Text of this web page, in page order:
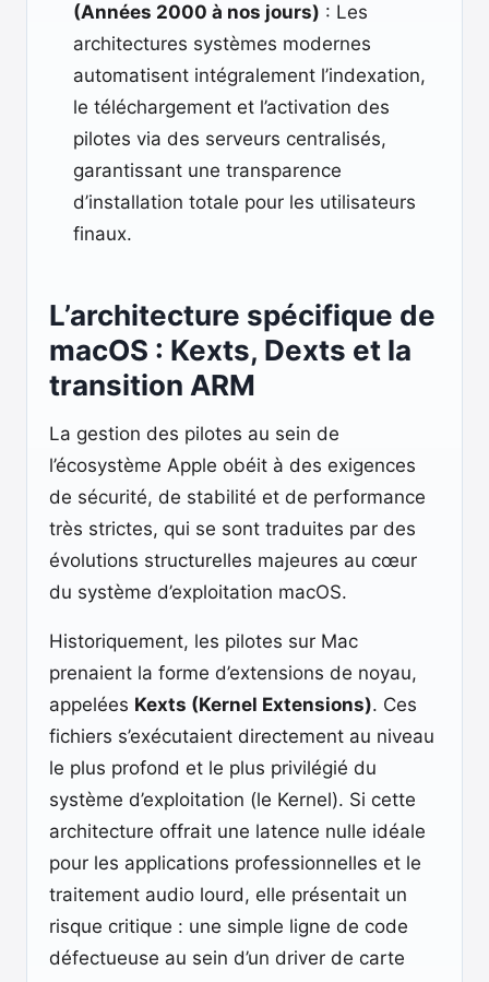
(Années 2000 à nos jours) : Les
architectures systèmes modernes
automatisent intégralement l’indexation,
le téléchargement et l’activation des
pilotes via des serveurs centralisés,
garantissant une transparence
d’installation totale pour les utilisateurs
finaux.
L’architecture spécifique de
macOS : Kexts, Dexts et la
transition ARM
La gestion des pilotes au sein de
l’écosystème Apple obéit à des exigences
de sécurité, de stabilité et de performance
très strictes, qui se sont traduites par des
évolutions structurelles majeures au cœur
du système d’exploitation macOS.
Historiquement, les pilotes sur Mac
prenaient la forme d’extensions de noyau,
appelées Kexts (Kernel Extensions). Ces
fichiers s’exécutaient directement au niveau
le plus profond et le plus privilégié du
système d’exploitation (le Kernel). Si cette
architecture offrait une latence nulle idéale
pour les applications professionnelles et le
traitement audio lourd, elle présentait un
risque critique : une simple ligne de code
défectueuse au sein d’un driver de carte